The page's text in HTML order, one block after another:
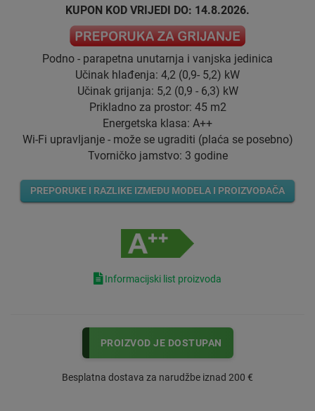
KUPON KOD VRIJEDI DO: 14.8.2026.
Podno - parapetna unutarnja i vanjska jedinica
Učinak hlađenja: 4,2 (0,9- 5,2) kW
Učinak grijanja: 5,2 (0,9 - 6,3) kW
Prikladno za prostor: 45 m2
Energetska klasa: A++
Wi-Fi upravljanje - može se ugraditi (plaća se posebno)
Tvorničko jamstvo: 3 godine
PREPORUKE I RAZLIKE IZMEĐU MODELA I PROIZVOĐAČA
Informacijski list proizvoda
PROIZVOD JE DOSTUPAN
Besplatna dostava za narudžbe iznad 200 €